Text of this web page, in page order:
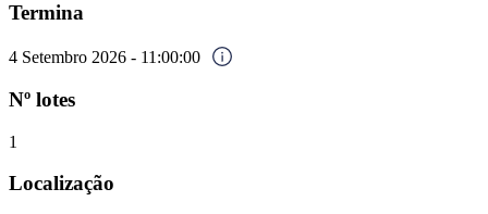
Termina
4 Setembro 2026 - 11:00:00
Nº lotes
1
Localização